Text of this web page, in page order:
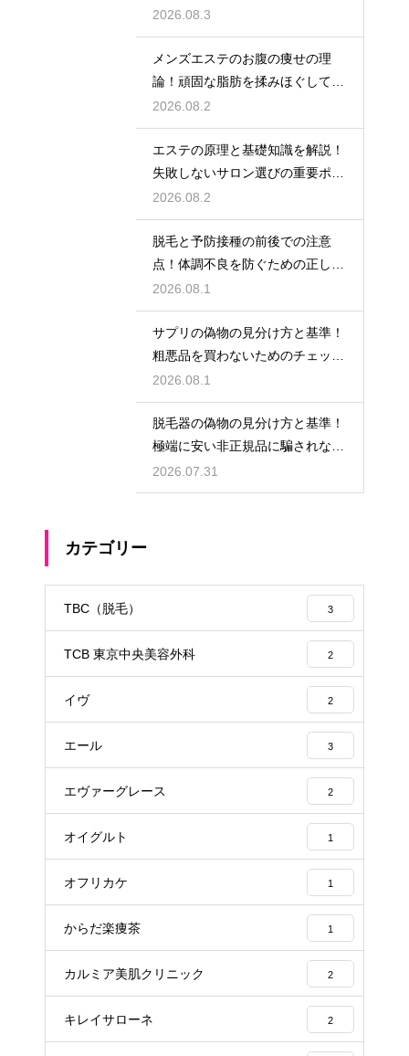
秘密
2026.08.3
メンズエステのお腹の痩せの理
論！頑固な脂肪を揉みほぐして燃
焼をサポートする
2026.08.2
エステの原理と基礎知識を解説！
失敗しないサロン選びの重要ポイ
ント
2026.08.2
脱毛と予防接種の前後での注意
点！体調不良を防ぐための正しい
スケジュール
2026.08.1
サプリの偽物の見分け方と基準！
粗悪品を買わないためのチェック
術
2026.08.1
脱毛器の偽物の見分け方と基準！
極端に安い非正規品に騙されない
ための公式ショップでの購入
2026.07.31
カテゴリー
TBC（脱毛） 3
TCB 東京中央美容外科 2
イヴ 2
エール 3
エヴァーグレース 2
オイグルト 1
オフリカケ 1
からだ楽痩茶 1
カルミア美肌クリニック 2
キレイサローネ 2